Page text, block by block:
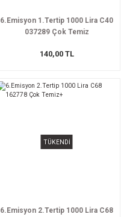
6.Emisyon 1.Tertip 1000 Lira C40
037289 Çok Temiz
140,00 TL
TÜKENDİ
6.Emisyon 2.Tertip 1000 Lira C68